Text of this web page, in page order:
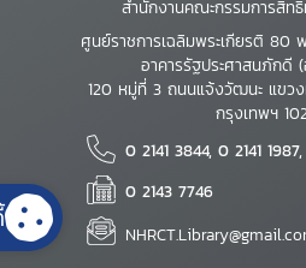
สำนักงานคณะกรรมการสิท
ศูนย์ราชการเฉลิมพระเกียรติ 80
อาคารรัฐประศาสนภักดี
120 หมู่ที่ 3 ถนนแจ้งวัฒนะ แขว
กรุงเทพฯ
0 2141 3844, 0 2141
0 2143 7746